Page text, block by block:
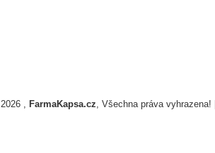
2026 , FarmaKapsa.cz, Všechna práva vyhrazena! |